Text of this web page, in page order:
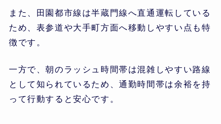
また、田園都市線は半蔵門線へ直通運転している
ため、表参道や大手町方面へ移動しやすい点も特
徴です。
一方で、朝のラッシュ時間帯は混雑しやすい路線
として知られているため、通勤時間帯は余裕を持
って行動すると安心です。